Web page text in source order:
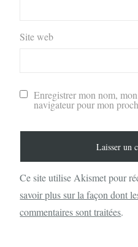
Site web
Enregistrer mon nom,
navigateur pour mon
Ce site utilise Akismet pour
savoir plus sur la façon dont
commentaires sont traitées.